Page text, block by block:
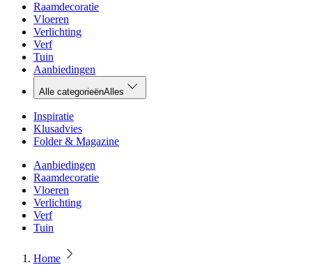
Raamdecoratie
Vloeren
Verlichting
Verf
Tuin
Aanbiedingen
Alle categorieënAlles
Inspiratie
Klusadvies
Folder & Magazine
Aanbiedingen
Raamdecoratie
Vloeren
Verlichting
Verf
Tuin
Home